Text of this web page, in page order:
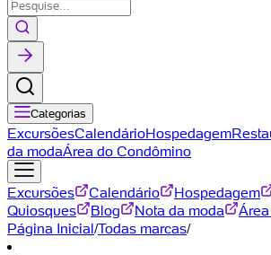
Categorias
ExcursõesCalendárioHospedagem
da modaÁrea do Condômino
Excursões Calendário Hospedagem
Quiosques
Blog Nota da moda
Página Inicial/Todas marcas/